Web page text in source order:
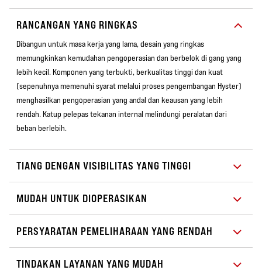
RANCANGAN YANG RINGKAS
Dibangun untuk masa kerja yang lama, desain yang ringkas
memungkinkan kemudahan pengoperasian dan berbelok di gang yang
lebih kecil. Komponen yang terbukti, berkualitas tinggi dan kuat
(sepenuhnya memenuhi syarat melalui proses pengembangan Hyster)
menghasilkan pengoperasian yang andal dan keausan yang lebih
rendah. Katup pelepas tekanan internal melindungi peralatan dari
beban berlebih.
TIANG DENGAN VISIBILITAS YANG TINGGI
MUDAH UNTUK DIOPERASIKAN
PERSYARATAN PEMELIHARAAN YANG RENDAH
TINDAKAN LAYANAN YANG MUDAH